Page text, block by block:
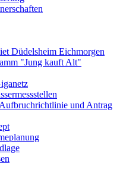
Düdelsheim Eichmorgen
"Jung kauft Alt"
und Antrag